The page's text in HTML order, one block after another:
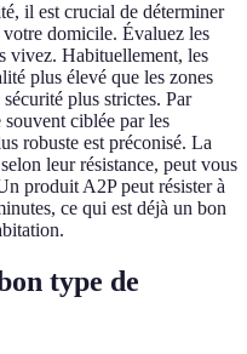
il est crucial de déterminer
votre domicile. Évaluez les
vivez. Habituellement, les
plus élevé que les zones
plus strictes. Par
ciblée par les
robuste est préconisé. La
leur résistance, peut vous
produit A2P peut résister à
ce qui est déjà un bon
type de